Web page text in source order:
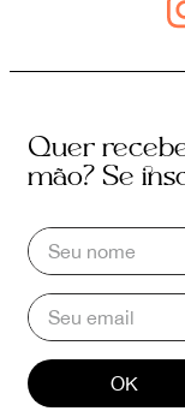
Quer
mão? Se
OK